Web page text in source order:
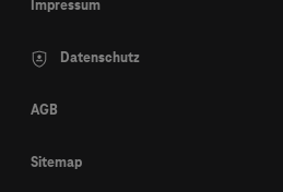
Impressum
Datenschutz
AGB
Sitemap